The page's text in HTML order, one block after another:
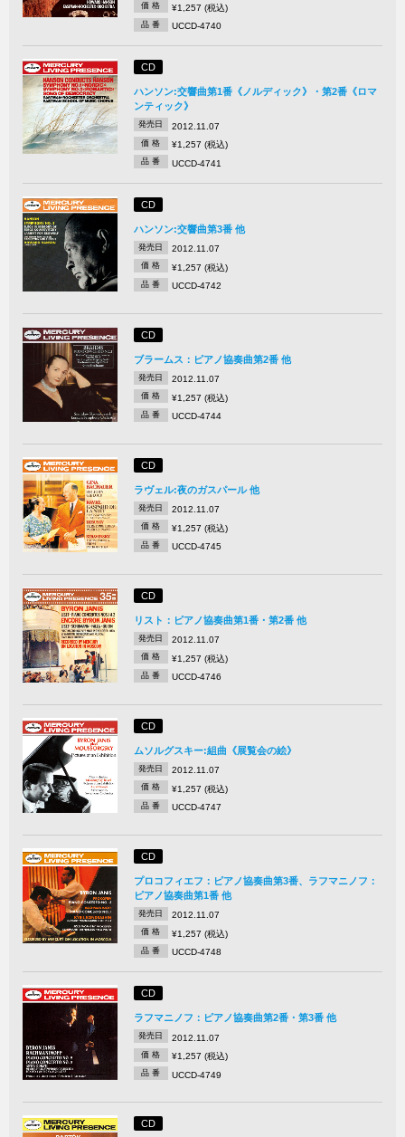
価 格 ¥1,257 (税込)
品 番 UCCD-4740
CD
ハンソン:交響曲第1番《ノルディック》・第2番《ロマ
ンティック》
発売日 2012.11.07
価 格 ¥1,257 (税込)
品 番 UCCD-4741
CD
ハンソン:交響曲第3番 他
発売日 2012.11.07
価 格 ¥1,257 (税込)
品 番 UCCD-4742
CD
ブラームス：ピアノ協奏曲第2番 他
発売日 2012.11.07
価 格 ¥1,257 (税込)
品 番 UCCD-4744
CD
ラヴェル:夜のガスパール 他
発売日 2012.11.07
価 格 ¥1,257 (税込)
品 番 UCCD-4745
CD
リスト：ピアノ協奏曲第1番・第2番 他
発売日 2012.11.07
価 格 ¥1,257 (税込)
品 番 UCCD-4746
CD
ムソルグスキー:組曲《展覧会の絵》
発売日 2012.11.07
価 格 ¥1,257 (税込)
品 番 UCCD-4747
CD
プロコフィエフ：ピアノ協奏曲第3番、ラフマニノフ：
ピアノ協奏曲第1番 他
発売日 2012.11.07
価 格 ¥1,257 (税込)
品 番 UCCD-4748
CD
ラフマニノフ：ピアノ協奏曲第2番・第3番 他
発売日 2012.11.07
価 格 ¥1,257 (税込)
品 番 UCCD-4749
CD